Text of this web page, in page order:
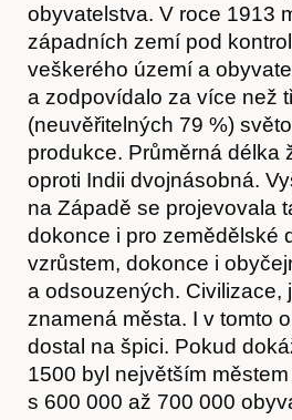
obyvatelstva. V roce 1913
západních zemí pod
veškerého území a
a zodpovídalo za více než
(neuvěřitelných 79 %)
produkce. Průměrná délka
oproti Indii dvojnásobná.
na Západě se projevovala
dokonce i pro zemědělské
vzrůstem, dokonce i
a odsouzených. Civilizace,
znamená města. I v tomto
dostal na špici. Pokud
1500 byl největším
s 600 000 až 700 000